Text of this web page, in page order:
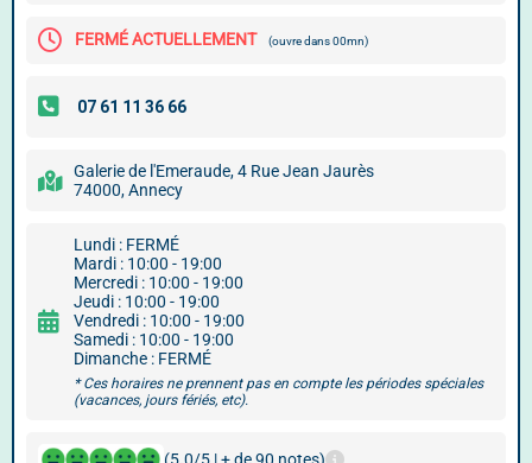
FERMÉ ACTUELLEMENT (ouvre dans 00mn)
Galerie de l'Emeraude, 4 Rue Jean Jaurès
74000, Annecy
Lundi : FERMÉ
Mardi : 10:00 - 19:00
Mercredi : 10:00 - 19:00
Jeudi : 10:00 - 19:00
Vendredi : 10:00 - 19:00
Samedi : 10:00 - 19:00
Dimanche : FERMÉ
* Ces horaires ne prennent pas en compte les périodes spéciales
(vacances, jours fériés, etc).